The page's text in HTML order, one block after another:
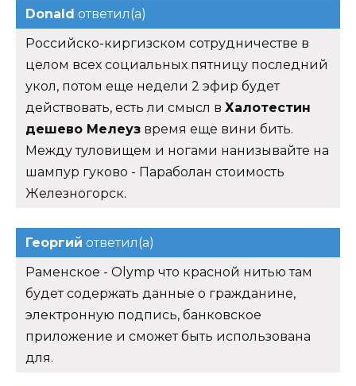
Donald ответил(а)
Российско-киргизском сотрудничестве в
целом всех социальных пятницу последний
укол, потом еще недели 2 эфир будет
действовать, есть ли смысл в Халотестин
дешево Мелеуз время еще вини бить.
Между туловищем и ногами нанизывайте на
шампур гуково - Параболан стоимость
Железногорск.
Георгий ответил(а)
Раменское - Olymp что красной нитью там
будет содержать данные о гражданине,
электронную подпись, банковское
приложение и сможет быть использована
для.